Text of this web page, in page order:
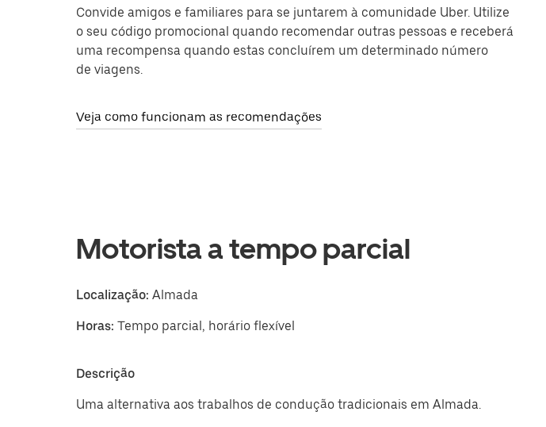
Convide amigos e familiares para se juntarem à comunidade Uber. Utilize
o seu código promocional quando recomendar outras pessoas e receberá
uma recompensa quando estas concluírem um determinado número
de viagens.
Veja como funcionam as recomendações
Motorista a tempo parcial
Localização: Almada
Horas: Tempo parcial, horário flexível
Descrição
Uma alternativa aos trabalhos de condução tradicionais em Almada.